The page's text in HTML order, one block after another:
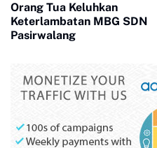
Orang Tua Keluhkan
Keterlambatan MBG SDN
Pasirwalang